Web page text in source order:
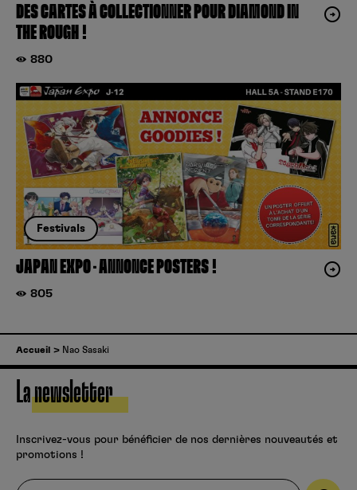
DES CARTES À COLLECTIONNER POUR DIAMOND IN
THE ROUGH !
880
Festivals
JAPAN EXPO – ANNONCE POSTERS !
805
Accueil Nao Sasaki
La newsletter
Inscrivez-vous pour bénéficier de nos dernières nouveautés et
promotions !